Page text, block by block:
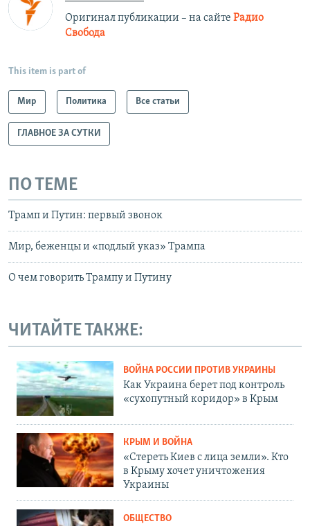
Оригинал публикации – на сайте Радио
Свобода
This item is part of
Мир Политика Все статьи
ГЛАВНОЕ ЗА СУТКИ
ПО ТЕМЕ
Трамп и Путин: первый звонок
Мир, беженцы и «подлый указ» Трампа
О чем говорить Трампу и Путину
ЧИТАЙТЕ ТАКЖЕ:
ВОЙНА РОССИИ ПРОТИВ УКРАИНЫ
Как Украина берет под контроль
«сухопутный коридор» в Крым
КРЫМ И ВОЙНА
«Стереть Киев с лица земли». Кто
в Крыму хочет уничтожения
Украины
ОБЩЕСТВО